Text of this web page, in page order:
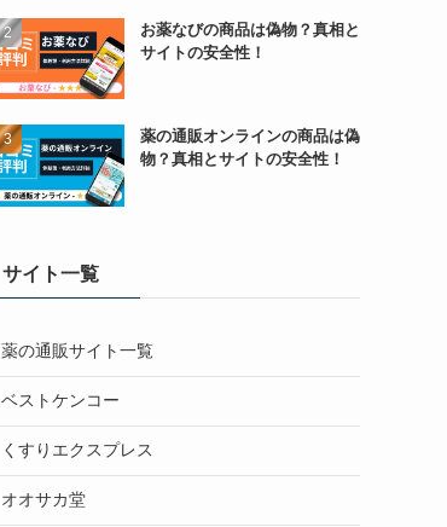
お薬なびの商品は偽物？真相と
サイトの安全性！
薬の通販オンラインの商品は偽
物？真相とサイトの安全性！
サイト一覧
薬の通販サイト一覧
ベストケンコー
くすりエクスプレス
オオサカ堂